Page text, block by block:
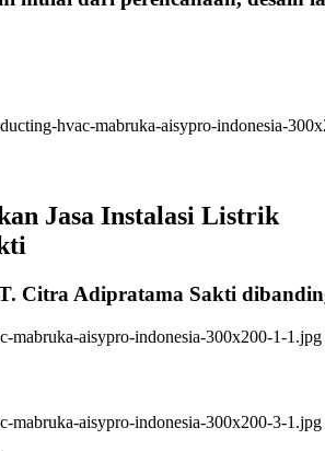
Jasa Instalasi Listrik
Citra Adipratama Sakti